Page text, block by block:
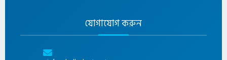
যোগাযোগ করুন